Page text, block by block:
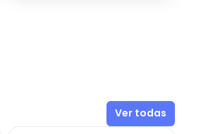
Ver todas